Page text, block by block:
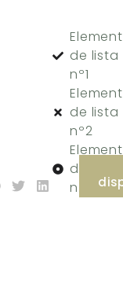
de lista
nº1
de lista
nº2
de lista
nº3